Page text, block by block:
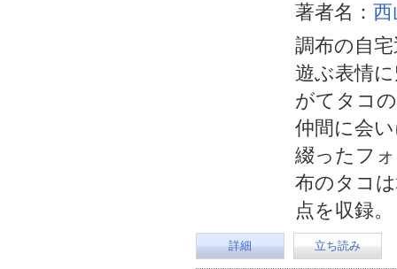
著者名： 西
調布の自
遊ぶ表情
がてタコ
仲間に会
綴ったフ
布のタコ
点を収録。
詳細 立ち読み